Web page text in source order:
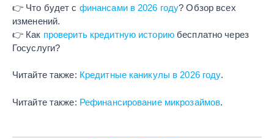
👉 Что будет с финансами в 2026 году? Обзор всех
изменений.
👉 Как проверить кредитную историюбесплатно через
Госуслуги?
Читайте также: Кредитные каникулы в 2026 году.
Читайте также: Рефинансирование микрозаймов.